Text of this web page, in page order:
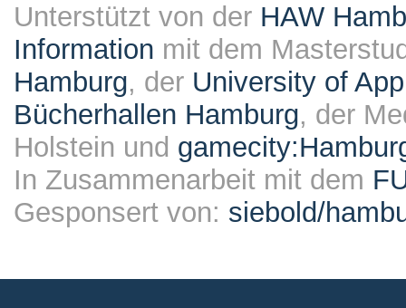
Unterstützt von der HAW
Information mit dem
Hamburg, der University of
Bücherhallen Hamburg, der
Holstein und
In Zusammenarbeit mit dem
Gesponsert von: siebold/